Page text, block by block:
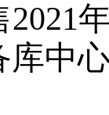
2021
库中